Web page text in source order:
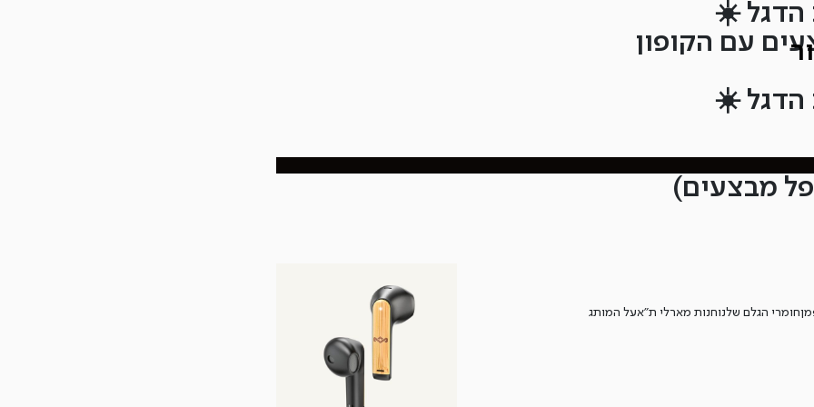
הדגל ☀️
הדגל ☀️
חומרי הגלם שלנוחנות מארלי ת”אעל המותג